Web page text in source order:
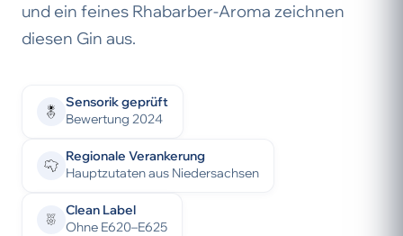
und ein feines Rhabarber-Aroma zeichnen
diesen Gin aus.
Sensorik geprüft
Bewertung 2024
Regionale Verankerung
Hauptzutaten aus Niedersachsen
Clean Label
Ohne E620–E625